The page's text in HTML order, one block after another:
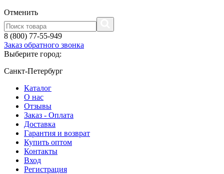
Отменить
8 (800) 77-55-949
Заказ обратного звонка
Выберите город:
Санкт-Петербург
Каталог
О нас
Отзывы
Заказ - Оплата
Доставка
Гарантия и возврат
Купить оптом
Контакты
Вход
Регистрация